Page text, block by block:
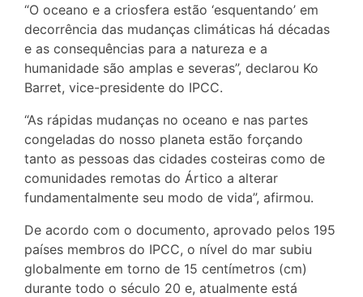
“O oceano e a criosfera estão ‘esquentando’ em
decorrência das mudanças climáticas há décadas
e as consequências para a natureza e a
humanidade são amplas e severas”, declarou Ko
Barret, vice-presidente do IPCC.
“As rápidas mudanças no oceano e nas partes
congeladas do nosso planeta estão forçando
tanto as pessoas das cidades costeiras como de
comunidades remotas do Ártico a alterar
fundamentalmente seu modo de vida”, afirmou.
De acordo com o documento, aprovado pelos 195
países membros do IPCC, o nível do mar subiu
globalmente em torno de 15 centímetros (cm)
durante todo o século 20 e, atualmente está